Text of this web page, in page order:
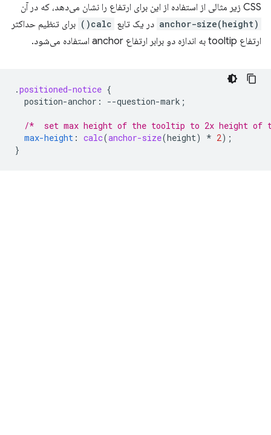
CSS زیر مثالی از استفاده از این برای ارتفاع را نشان می‌دهد، که در آن
anchor-size(height) در یک تابع calc()
برای تنظیم حداکثر
ارتفاع tooltip به اندازه دو برابر ارتفاع anchor استفاده می‌شود.
.positioned-notice {
position-anchor : --question-mark ;
/*  set max height of the tooltip to 2x height of
max-height : calc(anchor-size(height) * 2);
}